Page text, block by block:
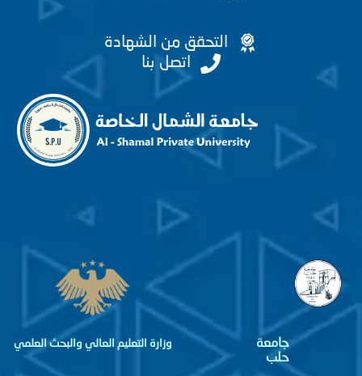
التحقق من الشهادة
اتصل بنا
جامعة
وزارة التعليم العالي والبحث العلمي